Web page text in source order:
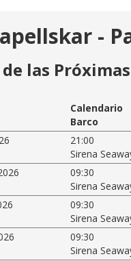
-
las
Calendario
Barco
21:00
Sirena
09:30
Sirena
09:30
Sirena
09:30
Sirena